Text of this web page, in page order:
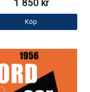
1 850 kr
Köp